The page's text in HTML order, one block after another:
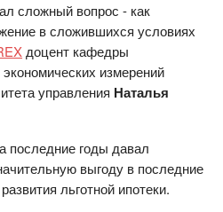
сложный вопрос - как
в сложившихся условиях
доцент кафедры
измерений
управления Наталья
последние годы давал
выгоду в последние
льготной ипотеки.